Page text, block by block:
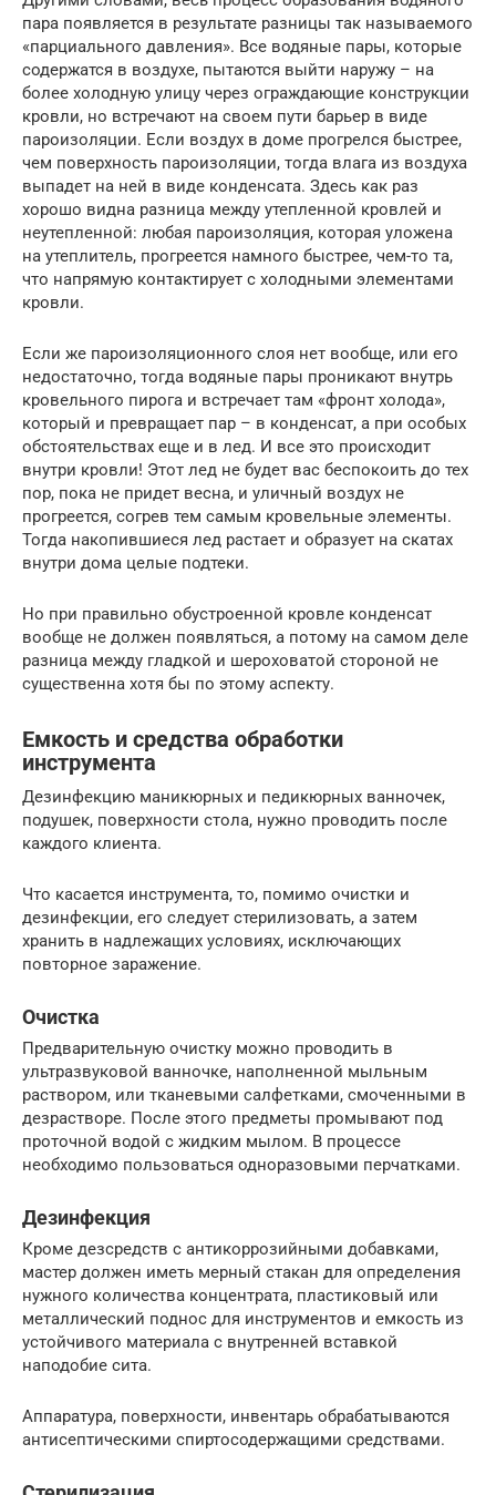
пара появляется в результате разницы так называемого
«парциального давления». Все водяные пары, которые
содержатся в воздухе, пытаются выйти наружу – на
более холодную улицу через ограждающие конструкции
кровли, но встречают на своем пути барьер в виде
пароизоляции. Если воздух в доме прогрелся быстрее,
чем поверхность пароизоляции, тогда влага из воздуха
выпадет на ней в виде конденсата. Здесь как раз
хорошо видна разница между утепленной кровлей и
неутепленной: любая пароизоляция, которая уложена
на утеплитель, прогреется намного быстрее, чем-то та,
что напрямую контактирует с холодными элементами
кровли.
Если же пароизоляционного слоя нет вообще, или его
недостаточно, тогда водяные пары проникают внутрь
кровельного пирога и встречает там «фронт холода»,
который и превращает пар – в конденсат, а при особых
обстоятельствах еще и в лед. И все это происходит
внутри кровли! Этот лед не будет вас беспокоить до тех
пор, пока не придет весна, и уличный воздух не
прогреется, согрев тем самым кровельные элементы.
Тогда накопившиеся лед растает и образует на скатах
внутри дома целые подтеки.
Но при правильно обустроенной кровле конденсат
вообще не должен появляться, а потому на самом деле
разница между гладкой и шероховатой стороной не
существенна хотя бы по этому аспекту.
Емкость и средства обработки
инструмента
Дезинфекцию маникюрных и педикюрных ванночек,
подушек, поверхности стола, нужно проводить после
каждого клиента.
Что касается инструмента, то, помимо очистки и
дезинфекции, его следует стерилизовать, а затем
хранить в надлежащих условиях, исключающих
повторное заражение.
Очистка
Предварительную очистку можно проводить в
ультразвуковой ванночке, наполненной мыльным
раствором, или тканевыми салфетками, смоченными в
дезрастворе. После этого предметы промывают под
проточной водой с жидким мылом. В процессе
необходимо пользоваться одноразовыми перчатками.
Дезинфекция
Кроме дезсредств с антикоррозийными добавками,
мастер должен иметь мерный стакан для определения
нужного количества концентрата, пластиковый или
металлический поднос для инструментов и емкость из
устойчивого материала с внутренней вставкой
наподобие сита.
Аппаратура, поверхности, инвентарь обрабатываются
антисептическими спиртосодержащими средствами.